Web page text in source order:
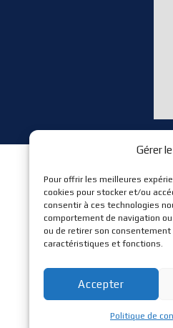
Gérer
Pour offrir les meilleures
cookies pour stocker et/ou
consentir à ces technologies
comportement de navigation
ou de retirer son
caractéristiques et fonctions.
Accepter
Politique de